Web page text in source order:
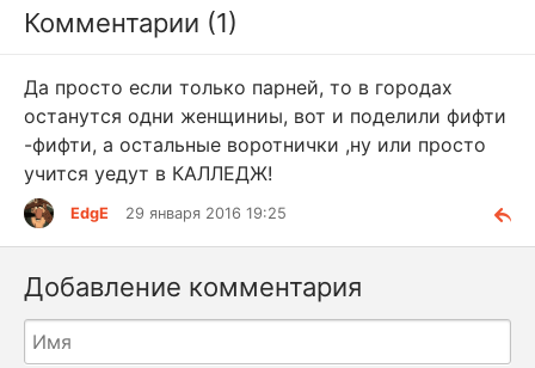
Комментарии (1)
Да просто если только парней, то в городах
останутся одни женщиниы, вот и поделили фифти
-фифти, а остальные воротнички ,ну или просто
учится уедут в КАЛЛЕДЖ!
EdgE 29 января 2016 19:25
Добавление комментария